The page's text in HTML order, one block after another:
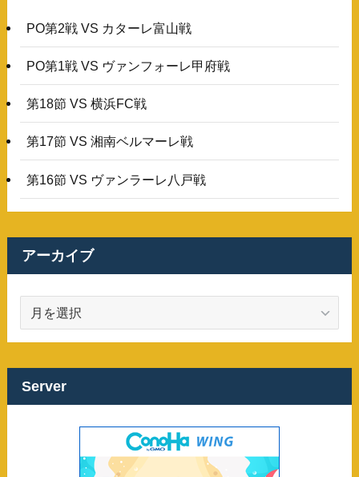
PO第2戦 VS カターレ富山戦
PO第1戦 VS ヴァンフォーレ甲府戦
第18節 VS 横浜FC戦
第17節 VS 湘南ベルマーレ戦
第16節 VS ヴァンラーレ八戸戦
アーカイブ
カ
イ
ブ
Server